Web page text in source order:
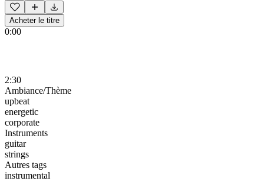
Acheter le titre
0:00
2:30
Ambiance/Thème
upbeat
energetic
corporate
Instruments
guitar
strings
Autres tags
instrumental